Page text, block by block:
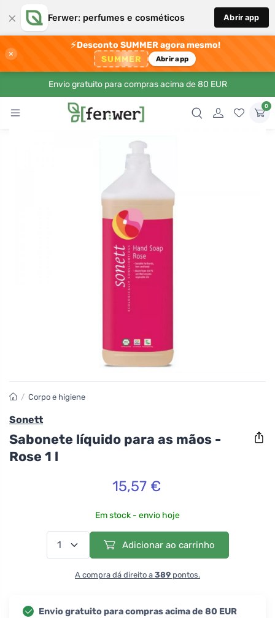
× Ferwer: perfumes e cosméticos Abrir app
×
⚡Desconto SUMMER agora mesmo!
SUMMER Abrir app
Envio gratuito para compras acima de 80 EUR
0
/ Corpo e higiene
Sonett
Sabonete líquido para as mãos -
Rose 1 l
15,57 €
Em stock - envio hoje
Adicionar ao carrinho
A compra dá direito a 389 pontos.
Envio gratuito para compras acima de 80 EUR